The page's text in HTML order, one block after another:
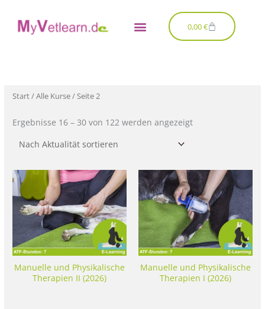
Inhalt
springen
0,00€Warenkorb
Start/Alle Kurse/ Seite 2
Ergebnisse 16 – 30 von 122 werden angezeigt
Manuelle und Physikalische
Therapien II (2026)
Manuelle und Physikalische
Therapien I (2026)